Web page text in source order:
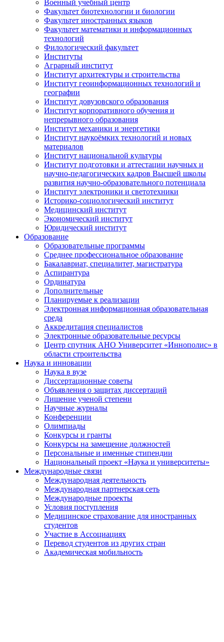
Военный учебный центр
Факультет биотехнологии и биологии
Факультет иностранных языков
Факультет математики и информационных
технологий
Филологический факультет
Институты
Аграрный институт
Институт архитектуры и строительства
Институт геоинформационных технологий и
географии
Институт довузовского образования
Институт корпоративного обучения и
непрерывного образования
Институт механики и энергетики
Институт наукоёмких технологий и новых
материалов
Институт национальной культуры
Институт подготовки и аттестации научных и
научно-педагогических кадров Высшей школы
развития научно-образовательного потенциала
Институт электроники и светотехники
Историко-социологический институт
Медицинский институт
Экономический институт
Юридический институт
Образование
Образовательные программы
Среднее профессиональное образование
Бакалавриат, специалитет, магистратура
Аспирантура
Ординатура
Дополнительные
Планируемые к реализации
Электронная информационная образовательная
среда
Аккредитация специалистов
Электронные образовательные ресурсы
Центр спутник АНО Университет «Иннополис» в
области строительства
Наука и инновации
Наука в вузе
Диссертационные советы
Объявления о защитах диссертаций
Лишение ученой степени
Научные журналы
Конференции
Олимпиады
Конкурсы и гранты
Конкурсы на замещение должностей
Персональные и именные стипендии
Национальный проект «Наука и университеты»
Международные связи
Международная деятельность
Международная партнерская сеть
Международные проекты
Условия поступления
Медицинское страхование для иностранных
студентов
Участие в Ассоциациях
Перевод студентов из других стран
Академическая мобильность